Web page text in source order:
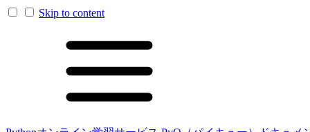
Skip to content